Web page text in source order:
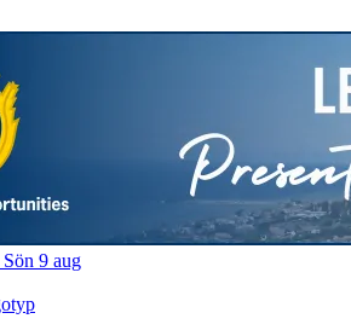
Sön 9 aug